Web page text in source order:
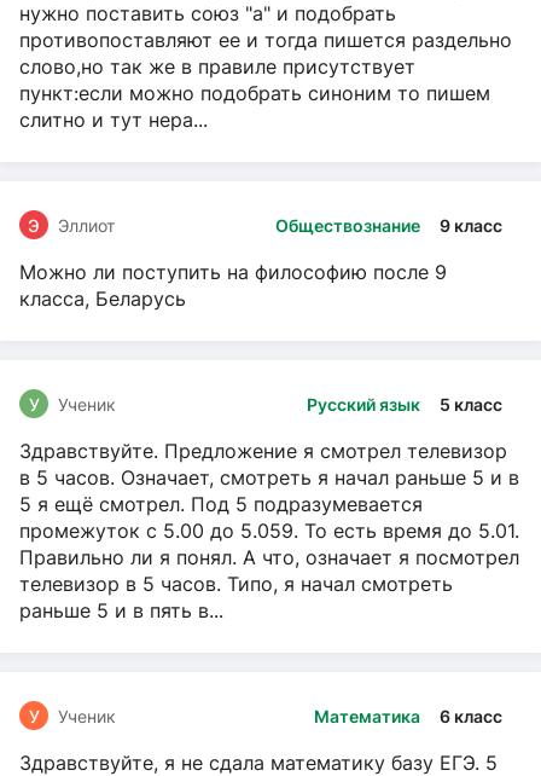
нужно поставить союз "а" и подобрать
противопоставляют ее и тогда пишется раздельно
слово,но так же в правиле присутствует
пункт:если можно подобрать синоним то пишем
слитно и тут нера...
Обществознание 9 класс
Э Эллиот
Можно ли поступить на философию после 9
класса, Беларусь
Русский язык 5 класс
У Ученик
Здравствуйте. Предложение я смотрел телевизор
в 5 часов. Означает, смотреть я начал раньше 5 и в
5 я ещё смотрел. Под 5 подразумевается
промежуток с 5.00 до 5.059. То есть время до 5.01.
Правильно ли я понял. А что, означает я посмотрел
телевизор в 5 часов. Типо, я начал смотреть
раньше 5 и в пять в...
Математика 6 класс
У Ученик
Здравствуйте, я не сдала математику базу ЕГЭ. 5